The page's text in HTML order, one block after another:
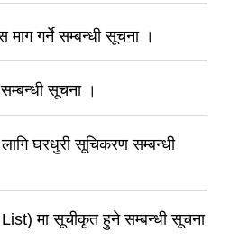
माग गर्ने सम्बन्धी सूचना ।
सूचना ।
घरधुरी सूचिकरण सम्बन्धी
मा सूचीकृत हुने सम्बन्धी सूचना